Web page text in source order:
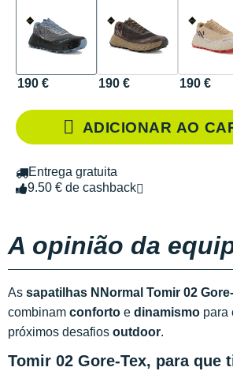
190 € 190 € 190 €
ADICIONAR AO
Entrega gratuita
9.50 € de cashback
A opinião da
As sapatilhas NNormal Tomir 02
combinam conforto e dinamismo para
próximos desafios outdoor.
Tomir 02 Gore-Tex, para que